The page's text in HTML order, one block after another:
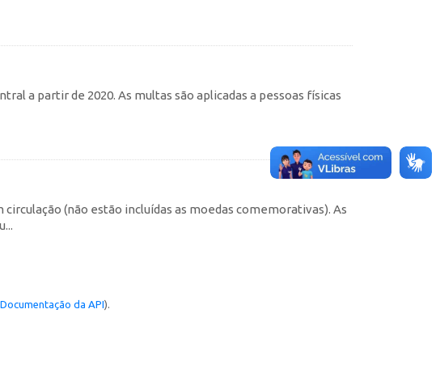
a partir de 2020. As multas são aplicadas a pessoas físicas
(não estão incluídas as moedas comemorativas). As
Documentação da API).